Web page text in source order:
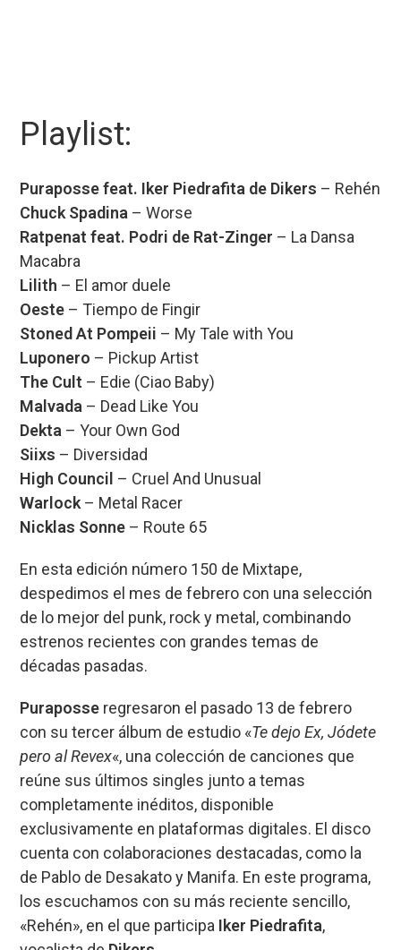
Playlist:
Puraposse feat. Iker Piedrafita de Dikers – Rehén
Chuck Spadina – Worse
Ratpenat feat. Podri de Rat-Zinger – La Dansa
Macabra
Lilith – El amor duele
Oeste – Tiempo de Fingir
Stoned At Pompeii – My Tale with You
Luponero – Pickup Artist
The Cult – Edie (Ciao Baby)
Malvada – Dead Like You
Dekta – Your Own God
Siixs – Diversidad
High Council – Cruel And Unusual
Warlock – Metal Racer
Nicklas Sonne – Route 65
En esta edición número 150 de Mixtape,
despedimos el mes de febrero con una selección
de lo mejor del punk, rock y metal, combinando
estrenos recientes con grandes temas de
décadas pasadas.
Puraposse regresaron el pasado 13 de febrero
con su tercer álbum de estudio «Te dejo Ex, Jódete
pero al Revex«, una colección de canciones que
reúne sus últimos singles junto a temas
completamente inéditos, disponible
exclusivamente en plataformas digitales. El disco
cuenta con colaboraciones destacadas, como la
de Pablo de Desakato y Manifa. En este programa,
los escuchamos con su más reciente sencillo,
«Rehén», en el que participa Iker Piedrafita,